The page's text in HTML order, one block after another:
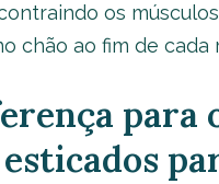
os
chão ao fim de cada
para